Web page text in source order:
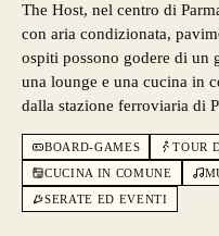
The Host, nel centro di
con aria condizionata,
ospiti possono godere di un
una lounge e una cucina in
dalla stazione ferroviaria di
BOARD-GAMES TOUR
CUCINA IN COMUNE
SERATE ED EVENTI